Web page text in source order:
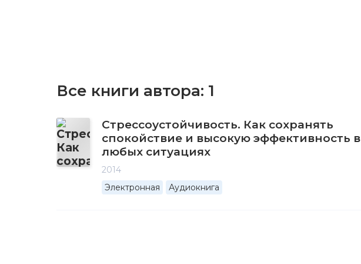
Все книги автора: 1
Стрессоустойчивость. Как сохранять
спокойствие и высокую эффективность в
любых ситуациях
2014
Электронная
Аудиокнига